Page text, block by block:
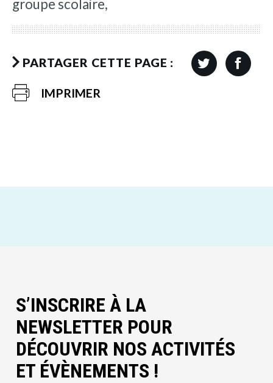
groupe scolaire,
PARTAGER CETTE PAGE :
IMPRIMER
S’INSCRIRE À LA
NEWSLETTER POUR
DÉCOUVRIR NOS ACTIVITÉS
ET ÉVÈNEMENTS !